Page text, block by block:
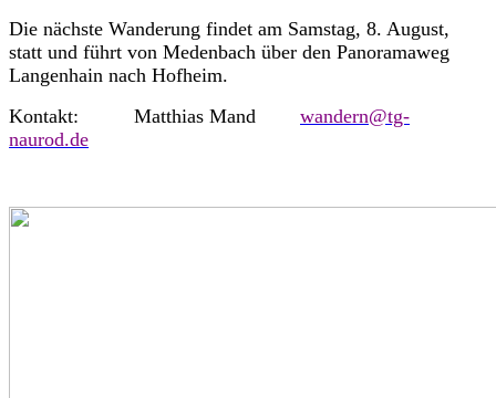
Die nächste Wanderung findet am Samstag, 8. August,
statt und führt von Medenbach über den Panoramaweg
Langenhain nach Hofheim.
Kontakt: Matthias Mand wandern@tg-
naurod.de